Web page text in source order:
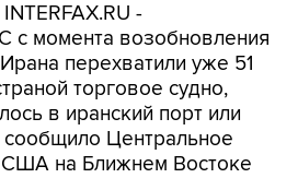
-
с момента возобновления
перехватили уже 51
торговое судно,
в иранский порт или
Центральное
на Ближнем Востоке